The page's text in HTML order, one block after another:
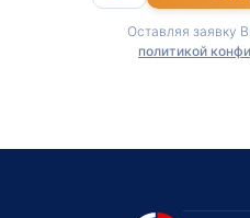
Оставляя заявку
политикой